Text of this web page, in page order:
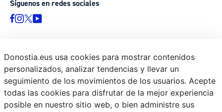
Síguenos en redes sociales
© Donostiako Udala - Ayuntamiento de Donostia / San Sebastián
Ijentea 1, 20003 Donostia / San Sebastián
Aviso legal
Política de privacidad
Donostia.eus usa cookies para mostrar contenidos
personalizados, analizar tendencias y llevar un
seguimiento de los movimientos de los usuarios. Acepte
todas las cookies para disfrutar de la mejor experiencia
posible en nuestro sitio web, o bien administre sus